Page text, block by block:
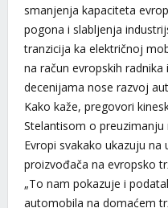
smanjenja kapaciteta
pogona i slabljenja
tranzicija ka električnoj
na račun evropskih
decenijama nose razvoj
Kako kaže, pregovori
Stelantisom o preuzimanju
Evropi svakako ukazuju na
proizvođača na evropsko
„To nam pokazuje i
automobila na domaćem